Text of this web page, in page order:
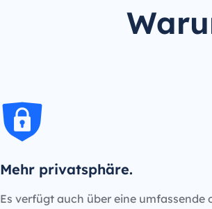
Mehr privatsphäre.
Es verfügt auch über eine umfassende